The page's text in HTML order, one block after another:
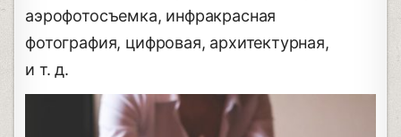
аэрофотосъемка, инфракрасная
фотография, цифровая, архитектурная,
и т. д.